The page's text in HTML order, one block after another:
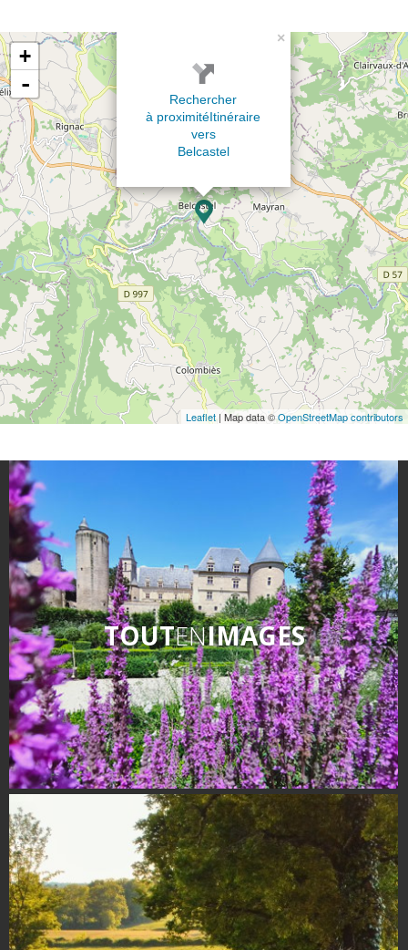
×
Rechercher
à proximitéItinéraire
vers
Belcastel
+
-
Leaflet | Map data ©OpenStreetMap contributors
TOUTENIMAGES